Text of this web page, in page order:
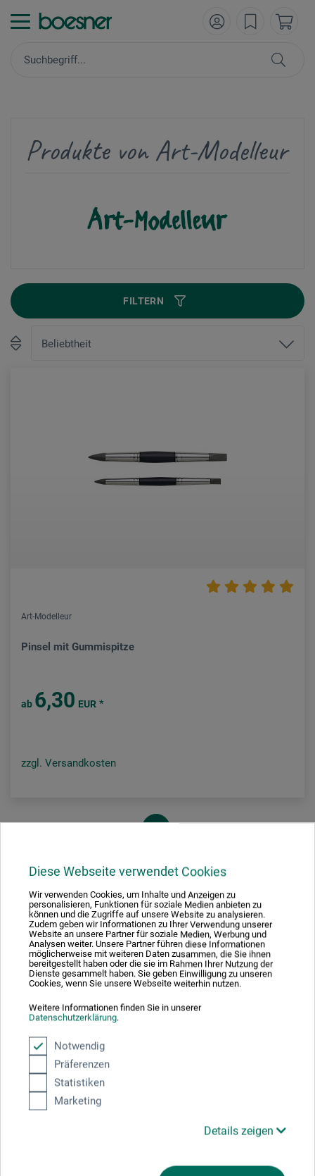
Diese Webseite verwendet Cookies
Wir verwenden Cookies, um Inhalte und Anzeigen zu
personalisieren, Funktionen für soziale Medien anbieten zu
können und die Zugriffe auf unsere Website zu analysieren.
Zudem geben wir Informationen zu Ihrer Verwendung unserer
Website an unsere Partner für soziale Medien, Werbung und
Analysen weiter. Unsere Partner führen diese Informationen
möglicherweise mit weiteren Daten zusammen, die Sie ihnen
bereitgestellt haben oder die sie im Rahmen Ihrer Nutzung der
Dienste gesammelt haben. Sie geben Einwilligung zu unseren
Cookies, wenn Sie unsere Webseite weiterhin nutzen.
Weitere Informationen finden Sie in unserer
Datenschutzerklärung.
Notwendig
Präferenzen
Statistiken
Marketing
Details zeigen
Produkte von Art-Modelleur
FILTERN
Art-Modelleur
Pinsel mit Gummispitze
ab 6,30 EUR *
zzgl. Versandkosten
Ausgezeichnet sicher
Mit diesem Logo möchten wir zeigen, dass wir Kunde bei Der Grüne Punkt –
für Deutschland am dualen System Der Grüne Punkt beteiligen.